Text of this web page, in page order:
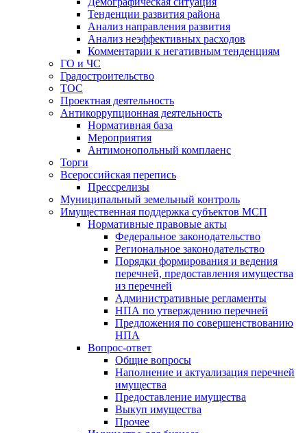
Тенденции развития района
Анализ направления развития
Анализ неэффективных расходов
Комментарии к негативным тенденциям
ГО и ЧС
Градостроительство
ТОС
Проектная деятельность
Антикоррупционная деятельность
Нормативная база
Мероприятия
Антимонопольный комплаенс
Торги
Всероссийская перепись
Прессрелизы
Муниципальный земельный контроль
Имущественная поддержка субъектов МСП
Нормативные правовые акты
Федеральное законодательство
Региональное законодательство
Порядки формирования и ведения
перечней, предоставления имущества
из перечней
Административные регламенты
НПА по утверждению перечней
Предложения по совершенствованию
НПА
Вопрос-ответ
Общие вопросы
Наполнение и актуализация перечней
имущества
Предоставление имущества
Выкуп имущества
Прочее